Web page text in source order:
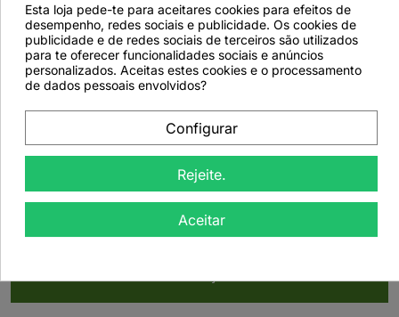

Combreto, Folhas
(Combretum
micranthum G.) -
500grs
Ver detalhes

Etiqueta Personalizada
com Logotipo do
T25
Ver detalhes
Esta loja pede-te para aceitares cookies para efeitos de
desempenho, redes sociais e publicidade. Os cookies de
publicidade e de redes sociais de terceiros são utilizados
para te oferecer funcionalidades sociais e anúncios
personalizados. Aceitas estes cookies e o processamento
de dados pessoais envolvidos?
Configurar
Rejeite.
Aceitar